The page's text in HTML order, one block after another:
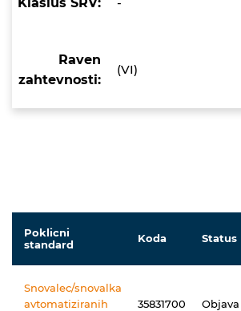
Raven
zahtevnosti:
(VI)
Poklicni
standard
Koda Status
Snovalec/snovalka
avtomatiziranih
35831700 Objava